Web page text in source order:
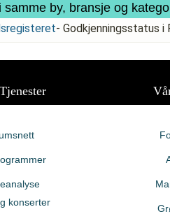
samme by, bransje og
- Godkjenningsstatus i
konserter